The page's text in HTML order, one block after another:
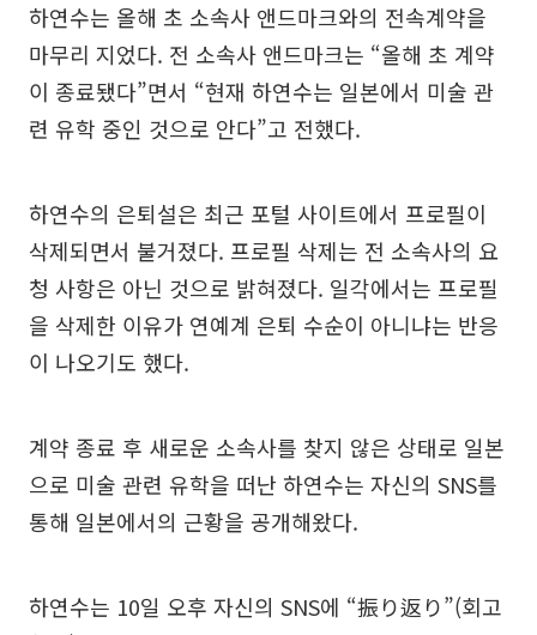
하연수는 올해 초 소속사 앤드마크와의 전속계약을
마무리 지었다. 전 소속사 앤드마크는 “올해 초 계약
이 종료됐다”면서 “현재 하연수는 일본에서 미술 관
련 유학 중인 것으로 안다”고 전했다.
하연수의 은퇴설은 최근 포털 사이트에서 프로필이
삭제되면서 불거졌다. 프로필 삭제는 전 소속사의 요
청 사항은 아닌 것으로 밝혀졌다. 일각에서는 프로필
을 삭제한 이유가 연예계 은퇴 수순이 아니냐는 반응
이 나오기도 했다.
계약 종료 후 새로운 소속사를 찾지 않은 상태로 일본
으로 미술 관련 유학을 떠난 하연수는 자신의 SNS를
통해 일본에서의 근황을 공개해왔다.
하연수는 10일 오후 자신의 SNS에 “振り返り”(회고